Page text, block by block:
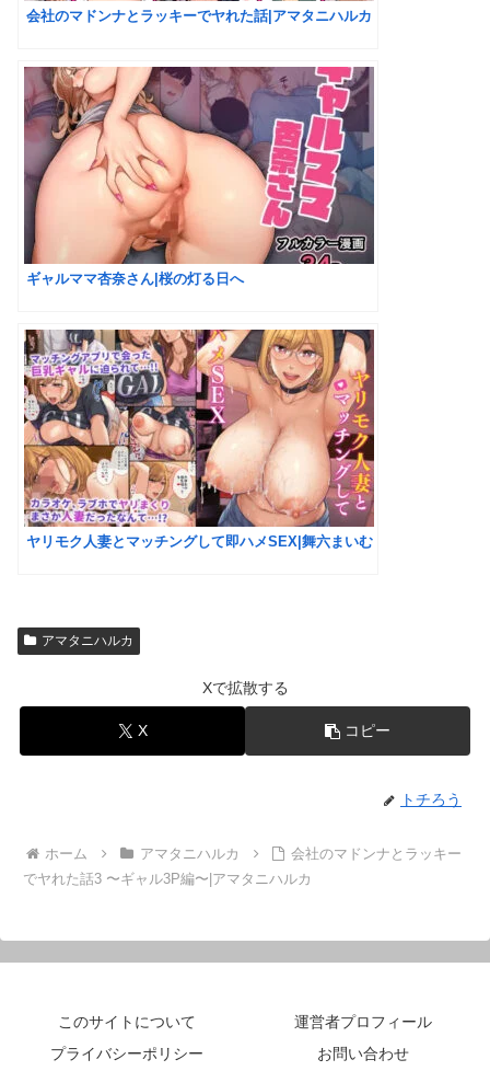
会社のマドンナとラッキーでヤれた話|アマタニハルカ
ギャルママ杏奈さん|桜の灯る日へ
ヤリモク人妻とマッチングして即ハメSEX|舞六まいむ
アマタニハルカ
Xで拡散する
X コピー
トチろう
ホーム アマタニハルカ
会社のマドンナとラッキー
でヤれた話3 〜ギャル3P編〜|アマタニハルカ
このサイトについて
運営者プロフィール
プライバシーポリシー
お問い合わせ